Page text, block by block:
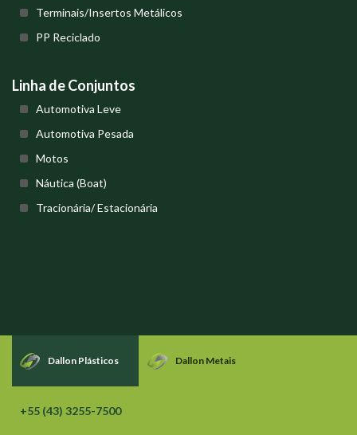
Terminais/Insertos Metálicos
PP Reciclado
Linha de Conjuntos
Automotiva Leve
Automotiva Pesada
Motos
Náutica (Boat)
Tracionária/ Estacionária
Dallon Plásticos Dallon Metais
+55 (43) 3255-7500